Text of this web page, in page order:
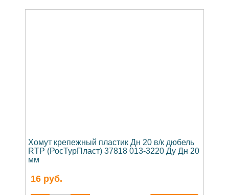
Хомут крепежный пластик Дн 20 в/к дюбель
RTP (РосТурПласт) 37818 013-3220 Ду Дн 20
мм
16 руб.